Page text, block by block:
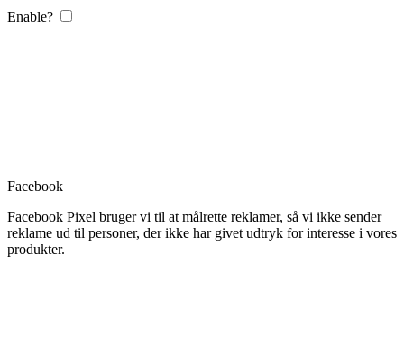
Enable?
Facebook
Facebook Pixel bruger vi til at målrette reklamer, så vi ikke sender
reklame ud til personer, der ikke har givet udtryk for interesse i vores
produkter.